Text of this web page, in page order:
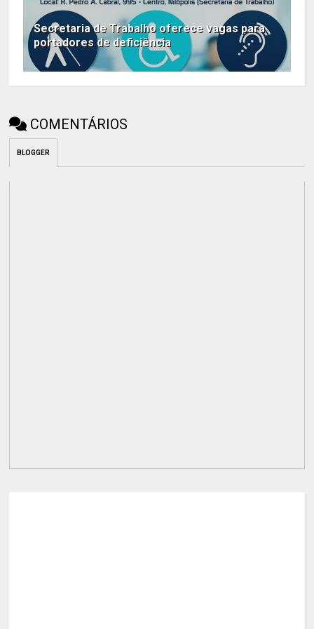
Secretaria de Trabalho oferece vagas para
portadores de deficiência
COMENTÁRIOS
BLOGGER